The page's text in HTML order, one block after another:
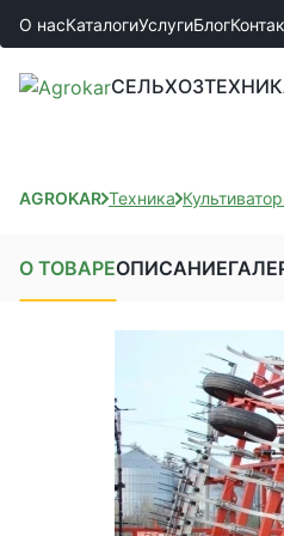
О насКаталогиУслугиБлог
AGROKAR Техника
О ТОВАРЕОПИСАНИЕ